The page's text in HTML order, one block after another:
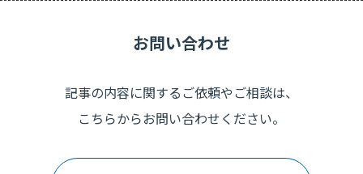
お問い合わせ
記事の内容に関するご依頼やご相談は、
こちらからお問い合わせください。